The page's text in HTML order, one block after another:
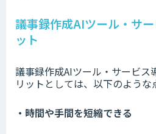
議事録作成AIツール・サ
ット
議事録作成AIツール・サービス
リットとしては、以下のような
・時間や手間を短縮できる